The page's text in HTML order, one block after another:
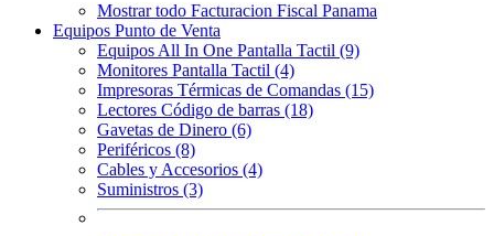
Mostrar todo Facturacion Fiscal Panama
Equipos Punto de Venta
Equipos All In One Pantalla Tactil (9)
Monitores Pantalla Tactil (4)
Impresoras Térmicas de Comandas (15)
Lectores Código de barras (18)
Gavetas de Dinero (6)
Periféricos (8)
Cables y Accesorios (4)
Suministros (3)